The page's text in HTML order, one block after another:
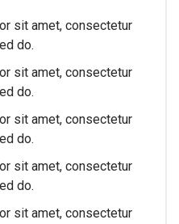
sit amet, consectetur
do.
sit amet, consectetur
do.
sit amet, consectetur
do.
sit amet, consectetur
do.
sit amet, consectetur